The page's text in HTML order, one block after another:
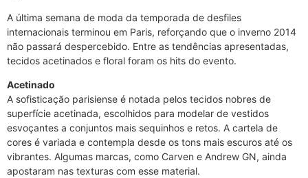
A última semana de moda da temporada de desfiles
internacionais terminou em Paris, reforçando que o inverno 2014
não passará despercebido. Entre as tendências apresentadas,
tecidos acetinados e floral foram os hits do evento.
Acetinado
A sofisticação parisiense é notada pelos tecidos nobres de
superfície acetinada, escolhidos para modelar de vestidos
esvoçantes a conjuntos mais sequinhos e retos. A cartela de
cores é variada e contempla desde os tons mais escuros até os
vibrantes. Algumas marcas, como Carven e Andrew GN, ainda
apostaram nas texturas com esse material.